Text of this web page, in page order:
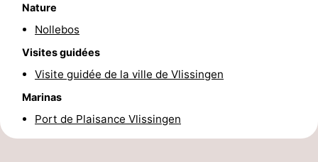
l'anneau
Événements
Forum
Nature
Nollebos
Visites guidées
Visite guidée de la ville de Vlissingen
Marinas
Port de Plaisance Vlissingen